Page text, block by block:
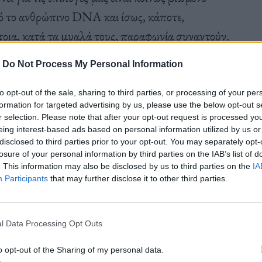
Do Not Process My Personal Information
opt-out of the sale, sharing to third parties, or processing of your
for targeted advertising by us, please use the below opt-out
selection. Please note that after your opt-out request is processed
interest-based ads based on personal information utilized by us
to third parties prior to your opt-out. You may separately
of your personal information by third parties on the IAB’s list of
This information may also be disclosed by us to third parties on the
Participants that may further disclose it to other third parties.
Data Processing Opt Outs
opt-out of the Sharing of my personal data.
το ανθρώπινο DNA και ίσως, κάποτε,
κατά τα μυαλά τους, παραφωνία συναντούν.
για την γνώμη των τρίτων. Αλλά,
Ο κύκλος μας είναι αυτός που είναι και οι
μας αγαπούν και μας αποδέχονται όπως
Οι ξένοι. Που δεν είναι πάντοτεάγιοι και
χαλάσουν την μέρα, με ένα βλεμματάκι, ένα
με κομπλιμέντο και όλα αυτά που, λίγο πολύ,